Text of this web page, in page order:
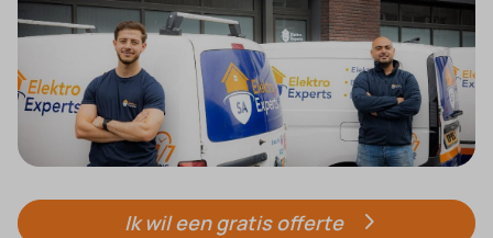
Ik wil een gratis offerte